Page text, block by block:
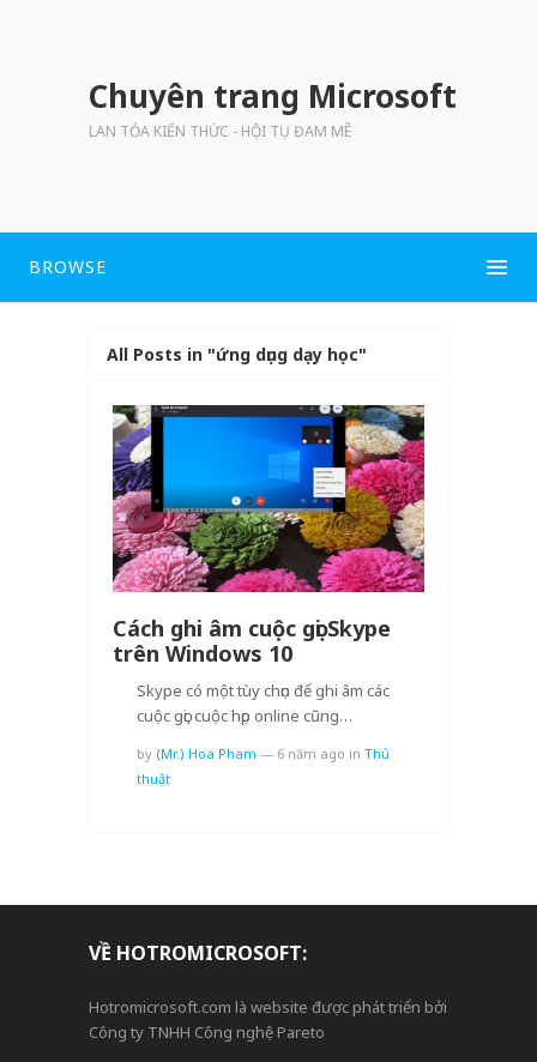
Chuyên trang Microsoft
LAN TỎA KIẾN THỨC - HỘI TỤ ĐAM MÊ
BROWSE
All Posts in "ứng dụng dạy học"
Cách ghi âm cuộc gọi Skype
trên Windows 10
Skype có một tùy chọn để ghi âm các
cuộc gọi, cuộc họp online cũng…
by (Mr.) Hoa Pham — 6 năm ago in Thủ
thuật
VỀ HOTROMICROSOFT:
Hotromicrosoft.com là website được phát triển bởi
Công ty TNHH Công nghệ Pareto